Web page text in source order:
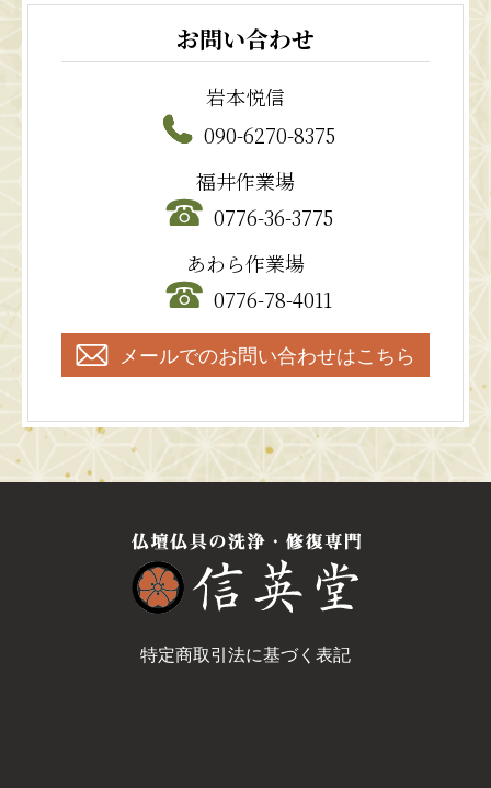
お問い合わせ
岩本悦信
090-6270-8375
福井作業場
0776-36-3775
あわら作業場
0776-78-4011
メールでのお問い合わせはこちら
特定商取引法に基づく表記